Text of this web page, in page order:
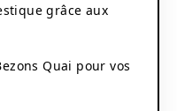
grâce aux
Quai pour vos